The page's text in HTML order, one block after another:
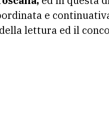
e
lettura ed il